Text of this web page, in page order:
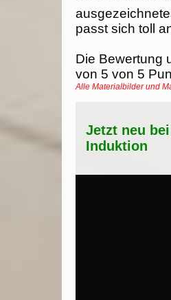
passt sich toll
Die Bewertung
von 5 von 5
Alle Materialbilder und
Jetzt neu
Induktion